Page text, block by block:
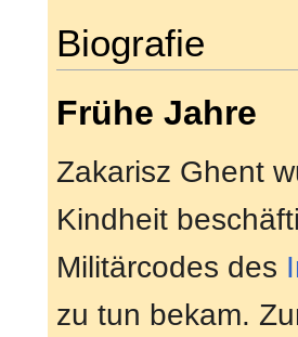
Biografie
Frühe Jahre
Zakarisz Ghent
Kindheit
Militärcodes des
zu tun bekam.